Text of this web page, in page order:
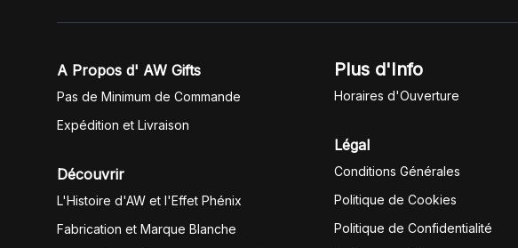
A Propos d' AW Gifts
Pas de Minimum de Commande
Expédition et Livraison
Découvrir
L'Histoire d'AW et l'Effet Phénix
Fabrication et Marque Blanche
Plus d'Info
Horaires d'Ouverture
Légal
Conditions Générales
Politique de Cookies
Politique de Confidentialité